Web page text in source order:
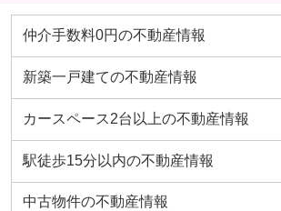
仲介手数料0円の不動産情報
新築一戸建ての不動産情報
カースペース2台以上の不動産情報
駅徒歩15分以内の不動産情報
中古物件の不動産情報